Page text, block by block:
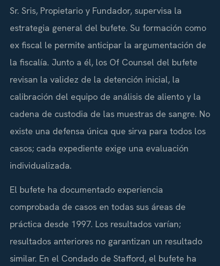
Sr. Sris, Propietario y Fundador, supervisa la
estrategia general del bufete. Su formación como
ex fiscal le permite anticipar la argumentación de
la fiscalía. Junto a él, los Of Counsel del bufete
revisan la validez de la detención inicial, la
calibración del equipo de análisis de aliento y la
cadena de custodia de las muestras de sangre. No
existe una defensa única que sirva para todos los
casos; cada expediente exige una evaluación
individualizada.
El bufete ha documentado experiencia
comprobada de casos en todas sus áreas de
práctica desde 1997. Los resultados varían;
resultados anteriores no garantizan un resultado
similar. En el Condado de Stafford, el bufete ha